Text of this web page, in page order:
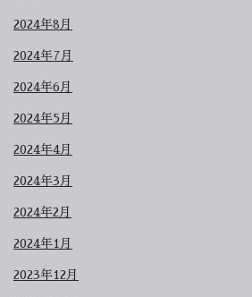
2024年8月
2024年7月
2024年6月
2024年5月
2024年4月
2024年3月
2024年2月
2024年1月
2023年12月